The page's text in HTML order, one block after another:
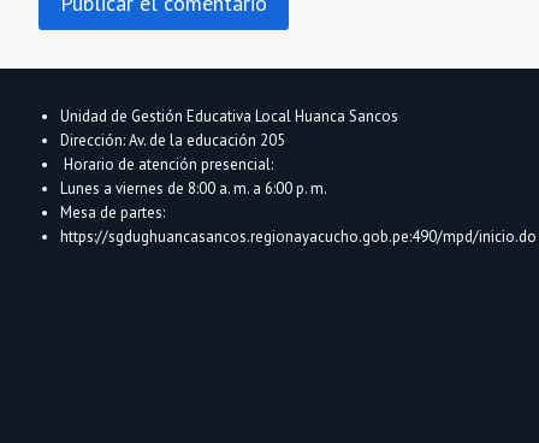
Unidad de Gestión Educativa Local Huanca Sancos
Dirección: Av. de la educación 205
Horario de atención presencial:
Lunes a viernes de 8:00 a. m. a 6:00 p. m.
Mesa de partes:
https://sgdughuancasancos.regionayacucho.gob.pe:490/mpd/inicio.do